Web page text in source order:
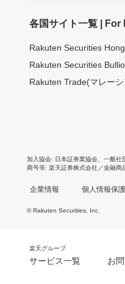
各国サイト一覧 | For
Rakuten Securities
Rakuten Securities
Rakuten Trade(マレーシ
加入協会 日本証券業協会 一般社
商号等 楽天証券株式会社／金融商
企業情報 個人情報保
© Rakuten Securities, Inc.
楽天グループ
サービス一覧 お